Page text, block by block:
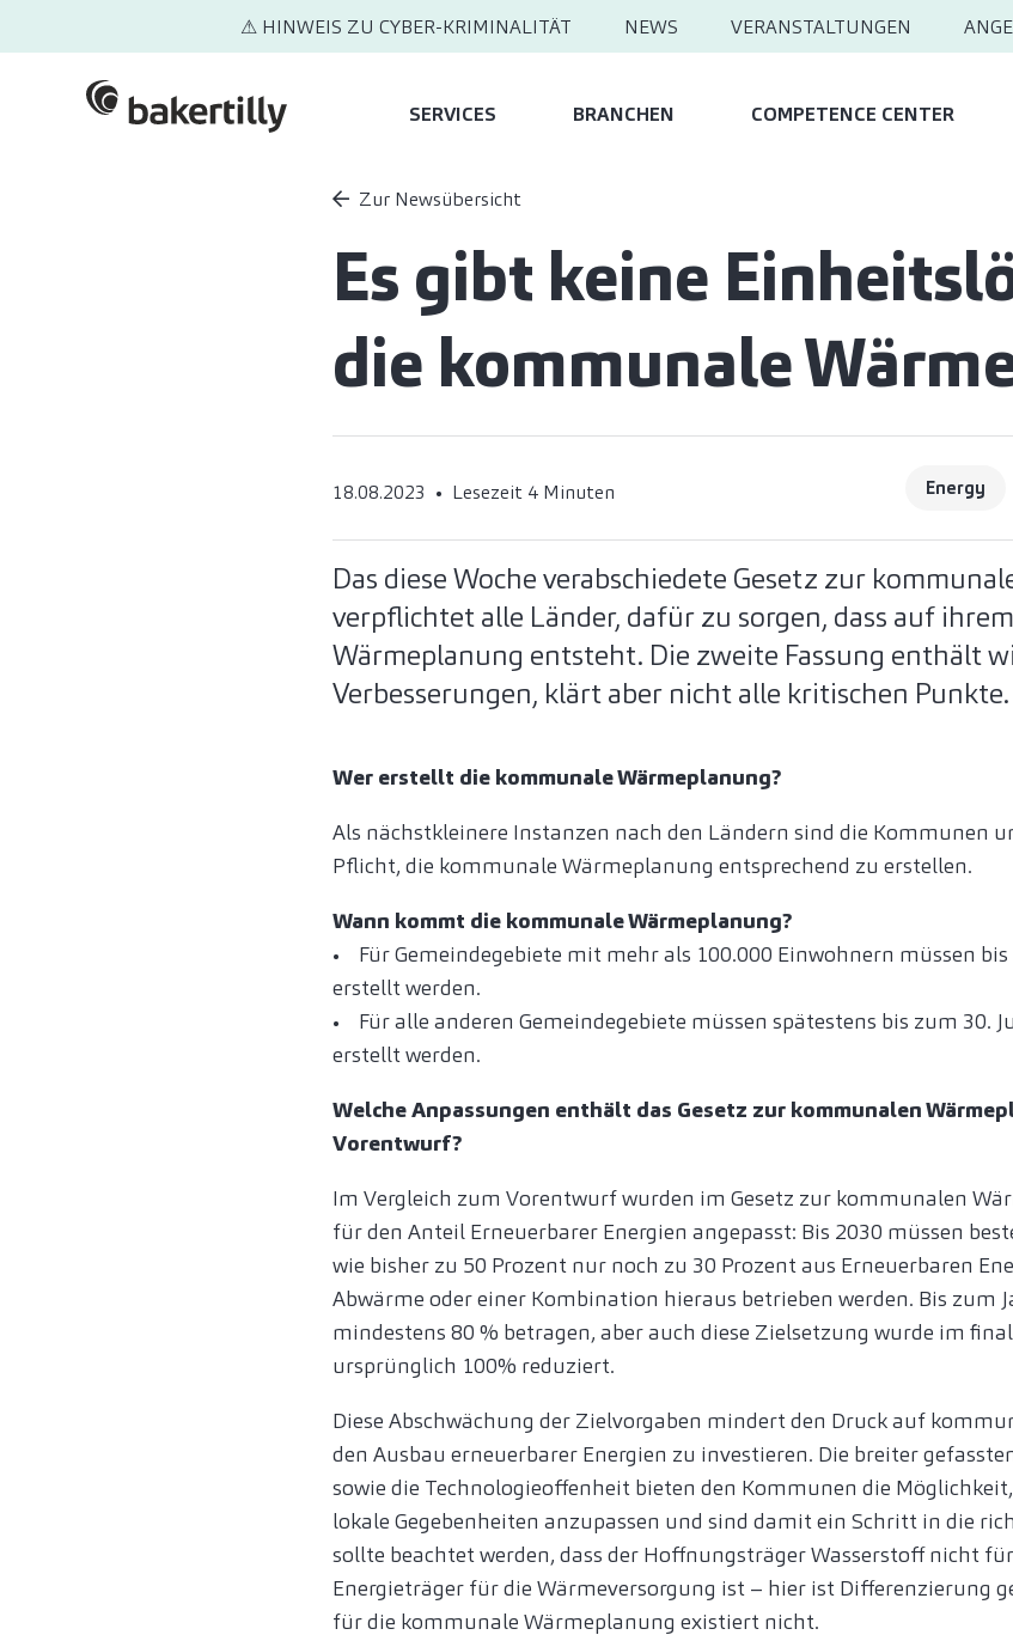
⚠ HINWEIS ZU CYBER-KRIMINALITÄT NEWS VERANSTALTUNGEN
SERVICES BRANCHEN COMPETENCE CENTER
Zur Newsübersicht
Es gibt keine
die kommunale
18.08.2023 Lesezeit 4 Minuten Energy
Das diese Woche verabschiedete Gesetz zur
verpflichtet alle Länder, dafür zu sorgen, dass auf
Wärmeplanung entsteht. Die zweite Fassung enthält
Verbesserungen, klärt aber nicht alle kritischen Punkte.
Wer erstellt die kommunale Wärmeplanung?
Als nächstkleinere Instanzen nach den Ländern sind die Kommunen
Pflicht, die kommunale Wärmeplanung entsprechend zu erstellen.
Wann kommt die kommunale Wärmeplanung?
• Für Gemeindegebiete mit mehr als 100.000 Einwohnern müssen
erstellt werden.
• Für alle anderen Gemeindegebiete müssen spätestens bis zum 30.
erstellt werden.
Welche Anpassungen enthält das Gesetz zur kommunalen
Vorentwurf?
Im Vergleich zum Vorentwurf wurden im Gesetz zur kommunalen
für den Anteil Erneuerbarer Energien angepasst: Bis 2030 müssen
wie bisher zu 50 Prozent nur noch zu 30 Prozent aus Erneuerbaren
Abwärme oder einer Kombination hieraus betrieben werden. Bis zum
mindestens 80 % betragen, aber auch diese Zielsetzung wurde im
ursprünglich 100% reduziert.
Diese Abschwächung der Zielvorgaben mindert den Druck auf
den Ausbau erneuerbarer Energien zu investieren. Die breiter
sowie die Technologieoffenheit bieten den Kommunen die
lokale Gegebenheiten anzupassen und sind damit ein Schritt in die
sollte beachtet werden, dass der Hoffnungsträger Wasserstoff nicht
Energieträger für die Wärmeversorgung ist – hier ist Differenzierung
für die kommunale Wärmeplanung existiert nicht.